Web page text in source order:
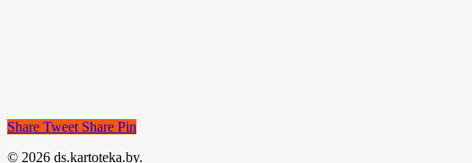
Share Tweet Share Pin
© 2026 ds.kartoteka.by.